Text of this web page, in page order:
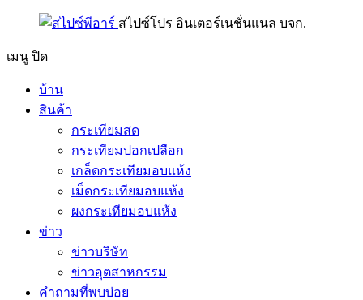
สไปซ์โปร อินเตอร์เนชั่นแนล บจก.
เมนู ปิด
บ้าน
สินค้า
กระเทียมสด
กระเทียมปอกเปลือก
เกล็ดกระเทียมอบแห้ง
เม็ดกระเทียมอบแห้ง
ผงกระเทียมอบแห้ง
ข่าว
ข่าวบริษัท
ข่าวอุตสาหกรรม
คำถามที่พบบ่อย